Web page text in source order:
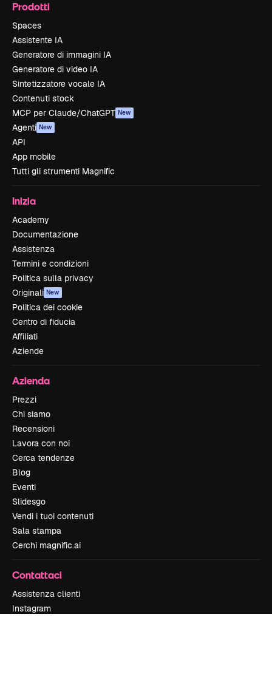
Prodotti
Spaces
Assistente IA
Generatore di immagini IA
Generatore di video IA
Sintetizzatore vocale IA
Contenuti stock
MCP per Claude/ChatGPT New
Agenti New
API
App mobile
Tutti gli strumenti Magnific
Inizia
Academy
Documentazione
Assistenza
Termini e condizioni
Politica sulla privacy
Originali New
Politica dei cookie
Centro di fiducia
Affiliati
Aziende
Azienda
Prezzi
Chi siamo
Recensioni
Lavora con noi
Cerca tendenze
Blog
Eventi
Slidesgo
Vendi i tuoi contenuti
Sala stampa
Cerchi magnific.ai
Contattaci
Assistenza clienti
Instagram